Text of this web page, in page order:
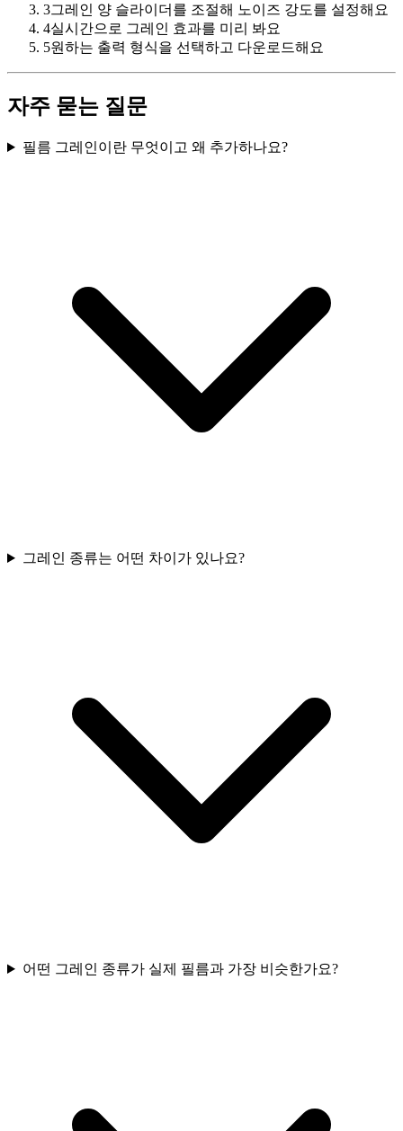
3그레인 양 슬라이더를 조절해 노이즈 강도를 설정해요
4실시간으로 그레인 효과를 미리 봐요
5원하는 출력 형식을 선택하고 다운로드해요
자주 묻는 질문
필름 그레인이란 무엇이고 왜 추가하나요?
그레인 종류는 어떤 차이가 있나요?
어떤 그레인 종류가 실제 필름과 가장 비슷한가요?